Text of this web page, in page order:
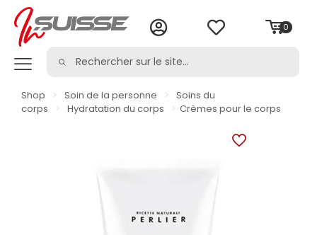
0
Shop > Soin de la personne >
Soins du
corps
> Hydratation du corps > Crèmes pour le corps